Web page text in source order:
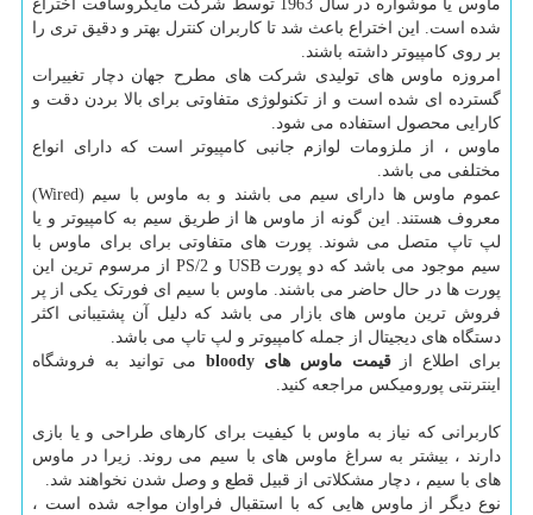
ماوس یا موشواره در سال 1963 توسط شرکت مایکروسافت اختراع
شده است. این اختراع باعث شد تا کاربران کنترل بهتر و دقیق تری را
بر روی کامپیوتر داشته باشند.
امروزه ماوس های تولیدی شرکت های مطرح جهان دچار تغییرات
گسترده ای شده است و از تکنولوژی متفاوتی برای بالا بردن دقت و
کارایی محصول استفاده می شود.
ماوس ، از ملزومات لوازم جانبی کامپیوتر است که دارای انواع
مختلفی می باشد.
عموم ماوس ها دارای سیم می باشند و به ماوس با سیم (Wired
)
معروف هستند. این گونه از ماوس ها از طریق سیم به کامپیوتر و یا
لپ تاپ متصل می شوند. پورت های متفاوتی برای برای ماوس با
سیم موجود می باشد که دو پورتUSB وPS/2 از مرسوم ترین این
پورت ها در حال حاضر می باشند. ماوس با سیم ای فورتک یکی از پر
فروش ترین ماوس های بازار می باشد که دلیل آن پشتیبانی اکثر
دستگاه های دیجیتال از جمله کامپیوتر و لپ تاپ می باشد.
برای اطلاع ازقیمت ماوس های bloody
می توانید به فروشگاه
اینترنتی پورومیکس مراجعه کنید.
کاربرانی که نیاز به ماوس با کیفیت برای کارهای طراحی و یا بازی
دارند ، بیشتر به سراغ ماوس های با سیم می روند. زیرا در ماوس
های با سیم ، دچار مشکلاتی از قبیل قطع و وصل شدن نخواهند شد.
نوع دیگر از ماوس هایی که با استقبال فراوان مواجه شده است ،